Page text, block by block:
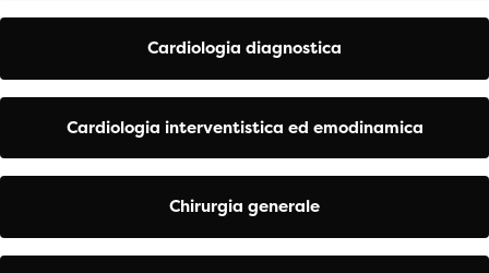
Cardiologia diagnostica
Cardiologia interventistica ed emodinamica
Chirurgia generale